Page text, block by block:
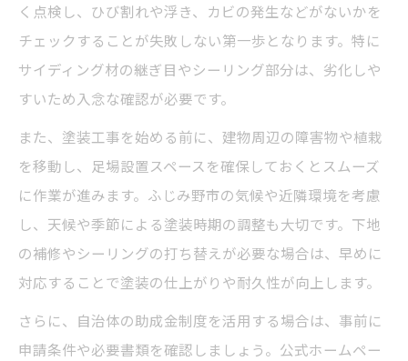
外壁洗浄から下地処理までのサイディング
塗装手法
サイディング塗装で重視すべき養生と下塗
外壁のシーリング打ち替えとサイディング
塗装法
効率良く進めるサイディング塗装の流れ
サイディング塗装を効率化する工程スケジ
ュール術
く点検し、ひび割れや浮き、カビの発生などがないかを
チェックすることが失敗しない第一歩となります。特に
サイディング材の継ぎ目やシーリング部分は、劣化しや
すいため入念な確認が必要です。
また、塗装工事を始める前に、建物周辺の障害物や植栽
を移動し、足場設置スペースを確保しておくとスムーズ
に作業が進みます。ふじみ野市の気候や近隣環境を考慮
し、天候や季節による塗装時期の調整も大切です。下地
の補修やシーリングの打ち替えが必要な場合は、早めに
対応することで塗装の仕上がりや耐久性が向上します。
さらに、自治体の助成金制度を活用する場合は、事前に
申請条件や必要書類を確認しましょう。公式ホームペー